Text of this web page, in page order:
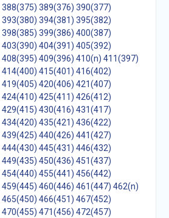
388(375) 389(376) 390(377)
393(380) 394(381) 395(382)
398(385) 399(386) 400(387)
403(390) 404(391) 405(392)
408(395) 409(396) 410(n) 411(397)
414(400) 415(401) 416(402)
419(405) 420(406) 421(407)
424(410) 425(411) 426(412)
429(415) 430(416) 431(417)
434(420) 435(421) 436(422)
439(425) 440(426) 441(427)
444(430) 445(431) 446(432)
449(435) 450(436) 451(437)
454(440) 455(441) 456(442)
459(445) 460(446) 461(447) 462(n)
465(450) 466(451) 467(452)
470(455) 471(456) 472(457)